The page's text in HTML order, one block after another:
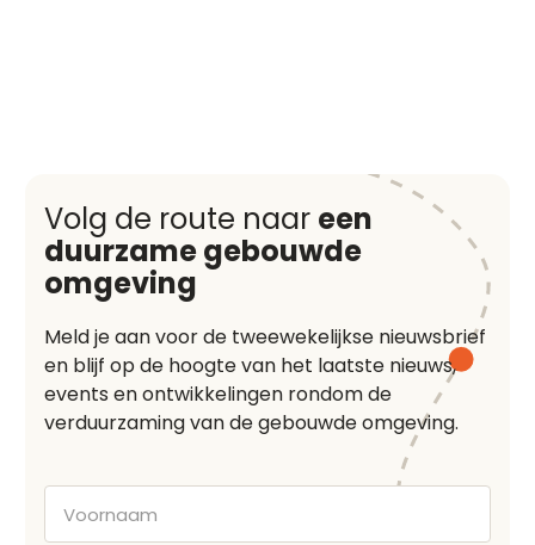
Volg de route naar een
duurzame gebouwde
omgeving
Meld je aan voor de tweewekelijkse nieuwsbrief
en blijf op de hoogte van het laatste nieuws,
events en ontwikkelingen rondom de
verduurzaming van de gebouwde omgeving.
Voornaam